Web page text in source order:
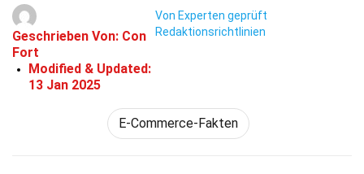
Geschrieben Von: Con
Fort
Modified & Updated:
13 Jan 2025
Von Experten geprüft
Redaktionsrichtlinien
E-Commerce-Fakten